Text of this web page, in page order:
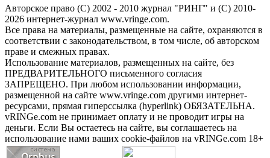
Авторское право (С) 2002 - 2010 журнал "РИНГ" и (С) 2010-
2026 интернет-журнал www.vringe.com.
Все права на материалы, размещенные на сайте, охраняются в
соответствии с законодательством, в том числе, об авторском
праве и смежных правах.
Использование материалов, размещенных на сайте, без
ПРЕДВАРИТЕЛЬНОГО письменного согласия
ЗАПРЕЩЕНО. При любом использовании информации,
размещенной на сайте www.vringe.com другими интернет-
ресурсами, прямая гиперссылка (hyperlink) ОБЯЗАТЕЛЬНА.
vRINGe.com не принимает оплату и не проводит игры на
деньги. Если Вы остаетесь на сайте, вы соглашаетесь на
использование нами ваших cookie-файлов на vRINGe.com 18+